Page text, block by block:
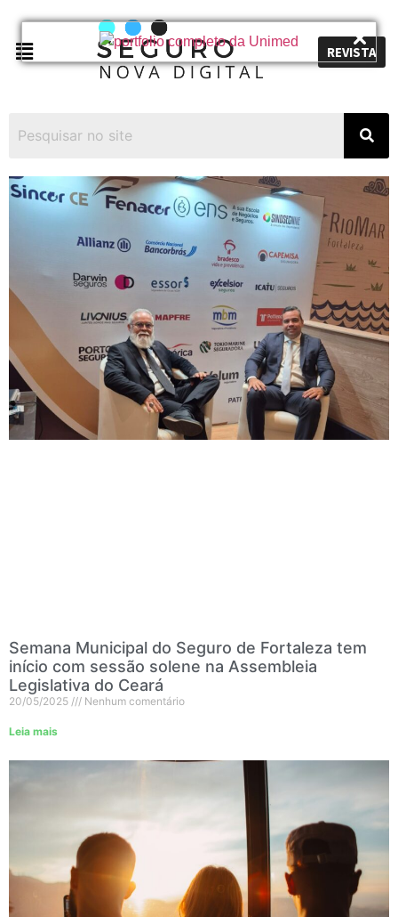
REVISTA
Semana Municipal do Seguro de Fortaleza tem
início com sessão solene na Assembleia
Legislativa do Ceará
20/05/2025 Nenhum comentário
Leia mais